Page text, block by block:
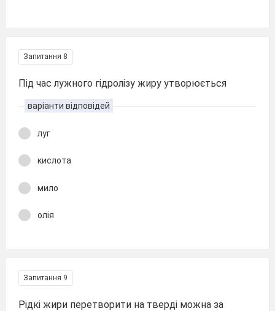
Запитання 8
Під час лужного гідролізу жиру утворюється
варіанти відповідей
луг
кислота
мило
олія
Запитання 9
Рідкі жири перетворити на тверді можна за